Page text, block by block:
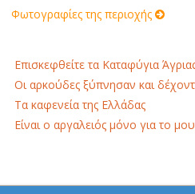
Φωτογραφίες της περιοχής
Επισκεφθείτε τα Καταφύγια
Οι αρκούδες ξύπνησαν και
Τα καφενεία της Ελλάδας
Είναι ο αργαλειός μόνο για το